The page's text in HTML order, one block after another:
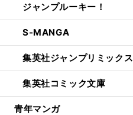
ジャンプルーキー！
S-MANGA
集英社ジャンプリミックス
集英社コミック文庫
青年マンガ